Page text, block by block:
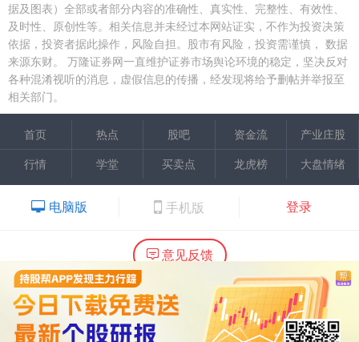
据及图表）全部或者部分内容的准确性、真实性、完整性、有效性、
及时性、原创性等。相关信息并未经过本网站证实，不作为投资决策
依据，投资者据此操作，风险自担。股市有风险，投资需谨慎， 数据
来源东财。
万隆证券网一直维护证券市场舆论环境的稳定，坚决反对
各种混淆视听的消息，虚假信息的传播，经发现将给予删帖并举报至
相关部门。
首页 热点 股吧 资金流
产业庄股
行情
学堂 买卖点 龙虎榜 大盘情绪
电脑版 手机版 登录
意见反馈
内容提供：广州市万隆证券咨询顾问有限公司
Copyright ©2015 Wlstock. All Right Reserved.
热线：020-66618988